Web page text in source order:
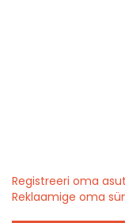
Registreeri oma
Reklaamige oma